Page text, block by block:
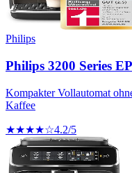
Philips
Philips 3200 Series
Kompakter Vollautomat
Kaffee
★★★★☆4.2/5